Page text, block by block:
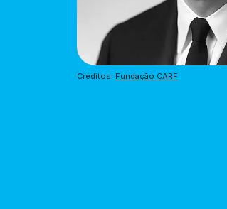
Créditos: Fundação CARF